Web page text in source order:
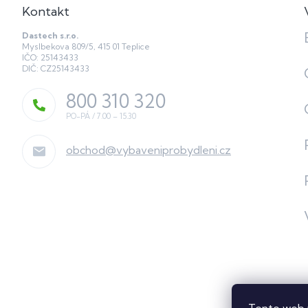
Kontakt
Dastech s.r.o.
Myslbekova 809/5, 415 01 Teplice
IČO: 25143433
DIČ: CZ25143433
obchod@vybaveniprobydleni.cz
800 310 320